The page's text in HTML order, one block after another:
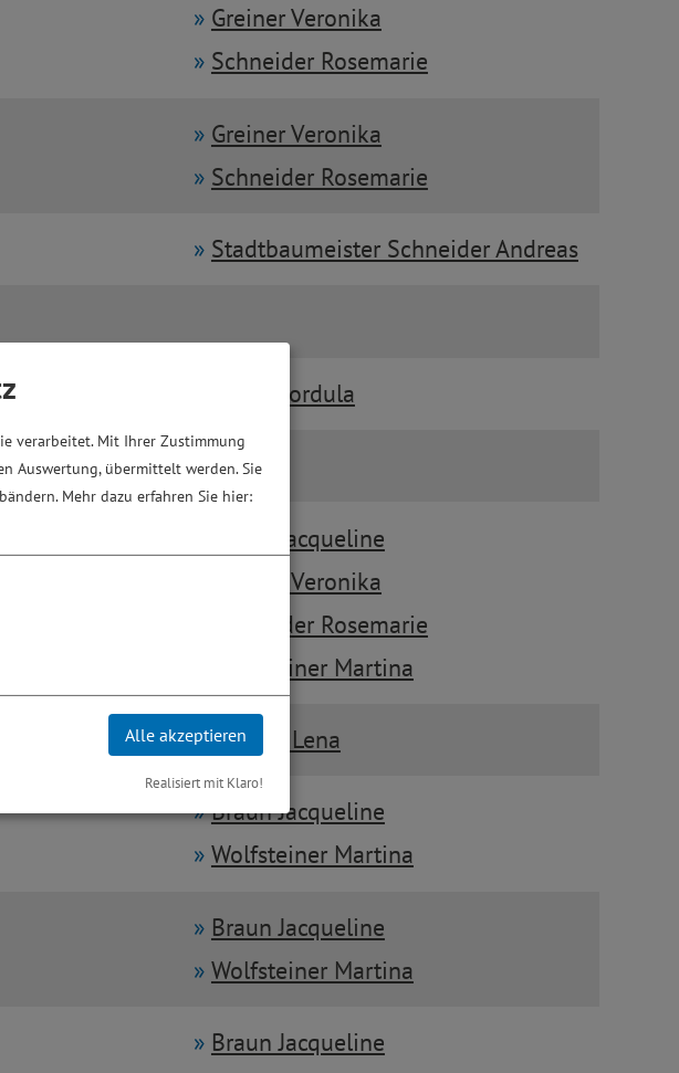
Greiner Veronika
Schneider Rosemarie
Greiner Veronika
Schneider Rosemarie
Stadtbaumeister Schneider Andreas
Meier Cordula
Braun Jacqueline
Greiner Veronika
Schneider Rosemarie
Wolfsteiner Martina
Greiner Lena
Braun Jacqueline
Wolfsteiner Martina
Braun Jacqueline
Wolfsteiner Martina
Braun Jacqueline
verarbeitet. Mit Ihrer Zustimmung
Auswertung, übermittelt werden. Sie
Mehr dazu erfahren Sie hier:
Alle akzeptieren
Realisiert mit Klaro!